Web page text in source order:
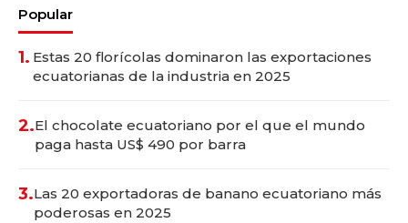
Popular
1. Estas 20 florícolas dominaron las exportaciones
ecuatorianas de la industria en 2025
2.El chocolate ecuatoriano por el que el mundo
paga hasta US$ 490 por barra
3.Las 20 exportadoras de banano ecuatoriano más
poderosas en 2025